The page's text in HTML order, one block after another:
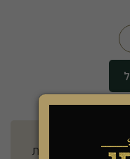
צרפת